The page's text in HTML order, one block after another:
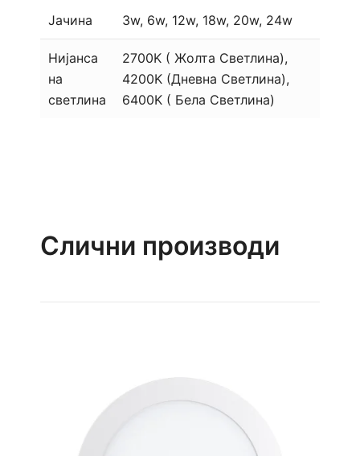
Јачина 3w, 6w, 12w, 18w, 20w, 24w
Нијанса
на
светлина
2700K ( Жолтa Светлина),
4200K (Дневна Светлина),
6400K ( Бела Светлина)
Слични производи